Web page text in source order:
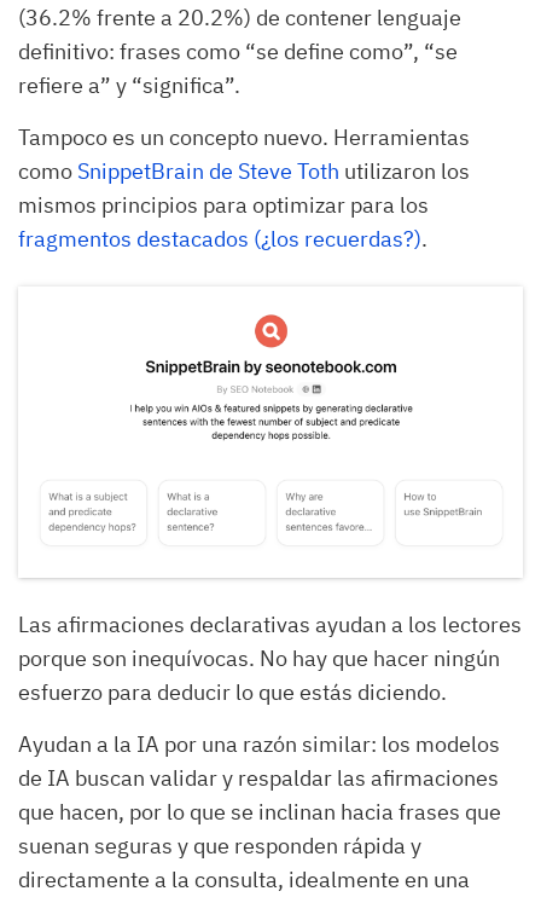
(36.2% frente a 20.2%) de contener lenguaje
definitivo: frases como “se define como”, “se
refiere a” y “significa”.
Tampoco es un concepto nuevo. Herramientas
como SnippetBrain de Steve Toth utilizaron los
mismos principios para optimizar para los
fragmentos destacados (¿los recuerdas?).
Las afirmaciones declarativas ayudan a los lectores
porque son inequívocas. No hay que hacer ningún
esfuerzo para deducir lo que estás diciendo.
Ayudan a la IA por una razón similar: los modelos
de IA buscan validar y respaldar las afirmaciones
que hacen, por lo que se inclinan hacia frases que
suenan seguras y que responden rápida y
directamente a la consulta, idealmente en una